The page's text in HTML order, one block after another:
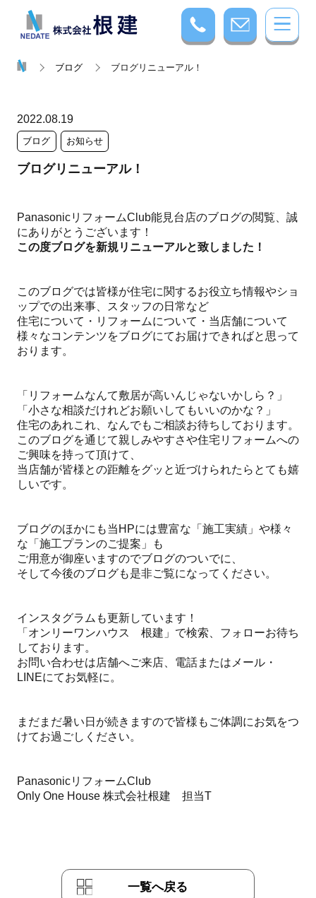
ブログ ブログリニューアル！
2022.08.19
ブログ お知らせ
ブログリニューアル！
PanasonicリフォームClub能見台店のブログの閲覧、誠
にありがとうございます！
この度ブログを新規リニューアルと致しました！
このブログでは皆様が住宅に関するお役立ち情報やショ
ップでの出来事、スタッフの日常など
住宅について・リフォームについて・当店舗について
様々なコンテンツをブログにてお届けできればと思って
おります。
「リフォームなんて敷居が高いんじゃないかしら？」
「小さな相談だけれどお願いしてもいいのかな？」
住宅のあれこれ、なんでもご相談お待ちしております。
このブログを通じて親しみやすさや住宅リフォームへの
ご興味を持って頂けて、
当店舗が皆様との距離をグッと近づけられたらとても嬉
しいです。
ブログのほかにも当HPには豊富な「施工実績」や様々
な「施工プランのご提案」も
ご用意が御座いますのでブログのついでに、
そして今後のブログも是非ご覧になってください。
インスタグラムも更新しています！
「オンリーワンハウス 根建」で検索、フォローお待ち
しております。
お問い合わせは店舗へご来店、電話またはメール・
LINEにてお気軽に。
まだまだ暑い日が続きますので皆様もご体調にお気をつ
けてお過ごしください。
PanasonicリフォームClub
Only One House 株式会社根建 担当T
一覧へ戻る